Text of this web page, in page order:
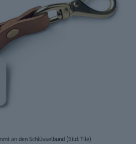
an den Schlüsselbund (Bild: Tile)